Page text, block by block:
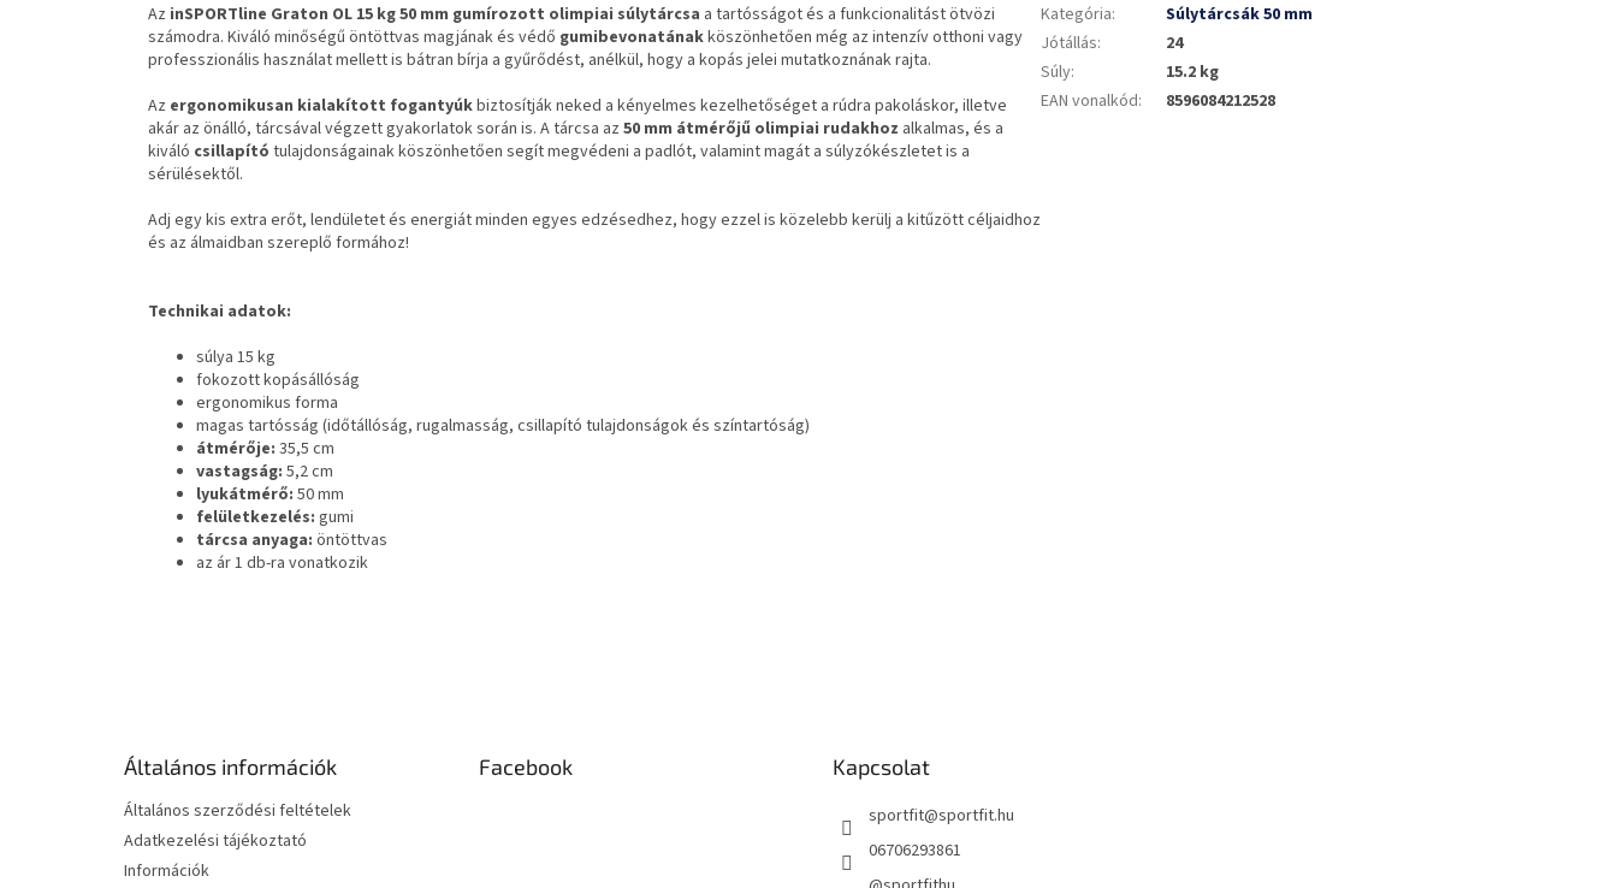
Az inSPORTline Graton OL 15 kg 50 mm gumírozott olimpiai súlytárcsa a tartósságot és a funkcionalitást ötvözi
számodra. Kiváló minőségű öntöttvas magjának és védő gumibevonatánakköszönhetően még az intenzív otthoni vagy
professzionális használat mellett is bátran bírja a gyűrődést, anélkül, hogy a kopás jelei mutatkoznának rajta.
Az ergonomikusan kialakított fogantyúkbiztosítják neked a kényelmes kezelhetőséget a rúdra pakoláskor, illetve
akár az önálló, tárcsával végzett gyakorlatok során is. A tárcsa az 50 mm átmérőjű olimpiai rudakhoz alkalmas, és a
kiváló csillapító tulajdonságainak köszönhetően segít megvédeni a padlót, valamint magát a súlyzókészletet is a
sérülésektől.
Adj egy kis extra erőt, lendületet és energiát minden egyes edzésedhez, hogy ezzel is közelebb kerülj a kitűzött céljaidhoz
és az álmaidban szereplő formához!
Technikai adatok:
súlya 15 kg
fokozott kopásállóság
ergonomikus forma
magas tartósság (időtállóság, rugalmasság, csillapító tulajdonságok és színtartóság)
átmérője: 35,5 cm
vastagság: 5,2 cm
lyukátmérő: 50 mm
felületkezelés: gumi
tárcsa anyaga: öntöttvas
az ár 1 db-ra vonatkozik
Kategória:
Súlytárcsák 50 mm
Jótállás:
24
Súly:
15.2 kg
EAN vonalkód: 8596084212528
Általános információk
Általános szerződési feltételek
Adatkezelési tájékoztató
Információk
Facebook Kapcsolat
sportfit@sportfit.hu
06706293861